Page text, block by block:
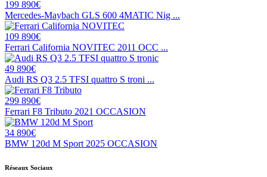
199 890€
Mercedes-Maybach GLS 600 4MATIC Nig ...
109 890€
Ferrari California NOVITEC 2011 OCC ...
49 890€
Audi RS Q3 2.5 TFSI quattro S troni ...
299 890€
Ferrari F8 Tributo 2021 OCCASION
34 890€
BMW 120d M Sport 2025 OCCASION
Réseaux Sociaux